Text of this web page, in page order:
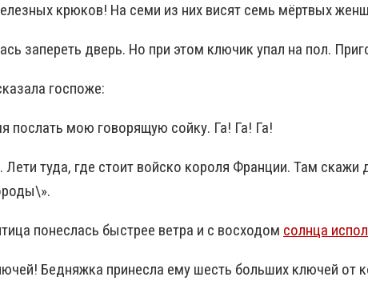
крюков! На семи из них висят семь мёртвых
запереть дверь. Но при этом ключик упал на пол.
госпоже:
послать мою говорящую сойку. Га! Га! Га!
Лети туда, где стоит войско короля Франции. Там
понеслась быстрее ветра и с восходом солнца
Бедняжка принесла ему шесть больших ключей от